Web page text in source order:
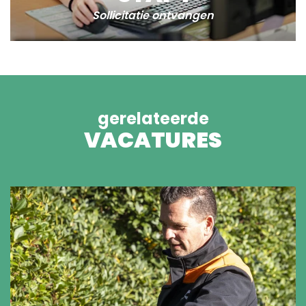
Sollicitatie ontvangen
gerelateerde
VACATURES